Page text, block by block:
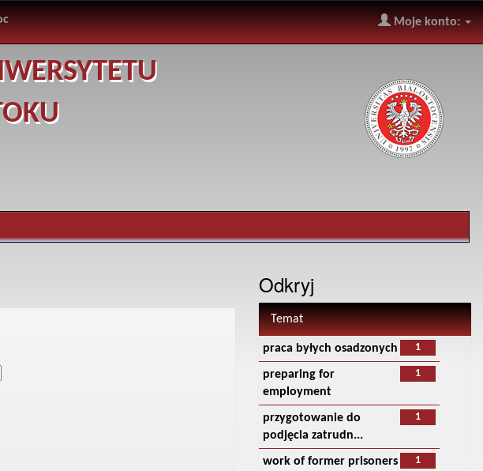
Moje konto:
Odkryj
Temat
1
praca byłych osadzonych
1
preparing for
employment
1
przygotowanie do
podjęcia zatrudn...
1
work of former prisoners